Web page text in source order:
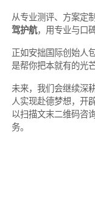
从专业测评、方案定
驾护航，用专业与口
正如安拙国际创始人
是帮你把本就有的光
未来，我们会继续深
人实现赴德梦想，开
以扫描文末二维码咨
务。